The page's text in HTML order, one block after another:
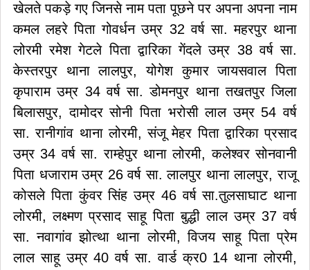
खेलते पकड़े गए जिनसे नाम पता पूछने पर अपना अपना नाम
कमल लहरे पिता गोवर्धन उम्र 32 वर्ष सा. महरपुर थाना
लोरमी रमेश गेटले पिता द्वारिका गेंदले उम्र 38 वर्ष सा.
केस्तरपुर थाना लालपुर, योगेश कुमार जायसवाल पिता
कृपाराम उम्र 34 वर्ष सा. डोमनपुर थाना तखतपुर जिला
बिलासपुर, दामोदर सोनी पिता भरोसी लाल उम्र 54 वर्ष
सा. रानीगांव थाना लोरमी, संजू मेहर पिता द्वारिका प्रसाद
उम्र 34 वर्ष सा. राम्हेपुर थाना लोरमी, कलेश्वर सोनवानी
पिता धजाराम उम्र 26 वर्ष सा. लालपुर थाना लालपुर, राजू
कोसले पिता कुंवर सिंह उम्र 46 वर्ष सा.तुलसाघाट थाना
लोरमी, लक्ष्मण प्रसाद साहू पिता बुद्धी लाल उम्र 37 वर्ष
सा. नवागांव झोत्था थाना लोरमी, विजय साहू पिता प्रेम
लाल साहू उम्र 40 वर्ष सा. वार्ड क्र0 14 थाना लोरमी,